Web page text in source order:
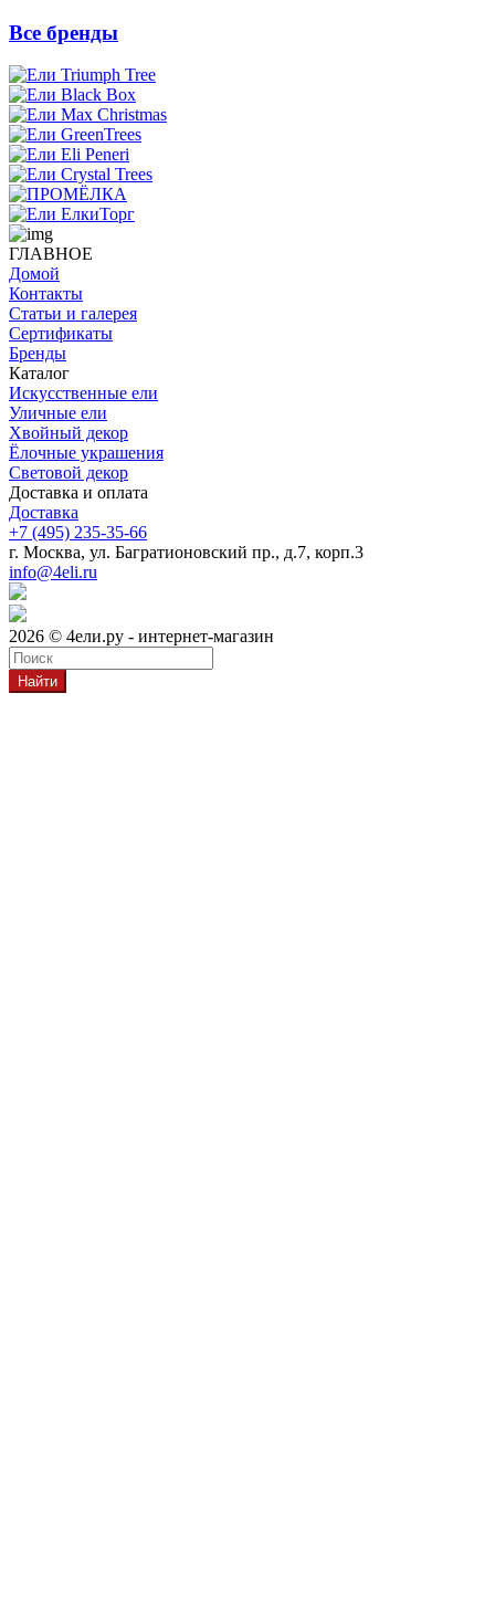
Все бренды
ГЛАВНОЕ
Домой
Контакты
Статьи и галерея
Сертификаты
Бренды
Каталог
Искусственные ели
Уличные ели
Хвойный декор
Ёлочные украшения
Световой декор
Доставка и оплата
Доставка
+7 (495) 235-35-66
г. Москва, ул. Багратионовский пр., д.7, корп.3
info@4eli.ru
2026 © 4ели.ру - интернет-магазин
Найти